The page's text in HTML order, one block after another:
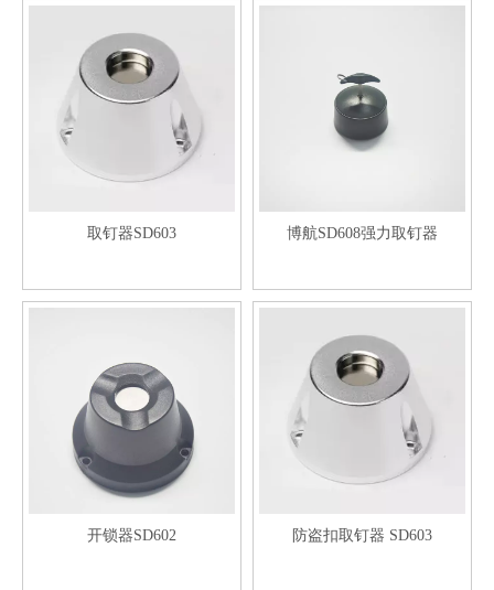
取钉器SD603 博航SD608强力取钉器
开锁器SD602 防盗扣取钉器 SD603